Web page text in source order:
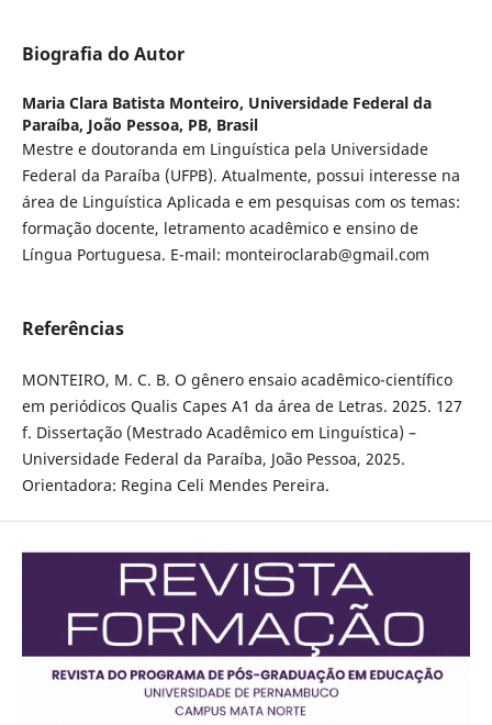
Biografia do Autor
Maria Clara Batista Monteiro, Universidade Federal da
Paraíba, João Pessoa, PB, Brasil
Mestre e doutoranda em Linguística pela Universidade
Federal da Paraíba (UFPB). Atualmente, possui interesse na
área de Linguística Aplicada e em pesquisas com os temas:
formação docente, letramento acadêmico e ensino de
Língua Portuguesa. E-mail: monteiroclarab@gmail.com
Referências
MONTEIRO, M. C. B. O gênero ensaio acadêmico-científico
em periódicos Qualis Capes A1 da área de Letras. 2025. 127
f. Dissertação (Mestrado Acadêmico em Linguística) –
Universidade Federal da Paraíba, João Pessoa, 2025.
Orientadora: Regina Celi Mendes Pereira.